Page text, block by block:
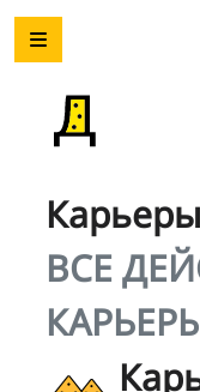
Карьеры
ВСЕ